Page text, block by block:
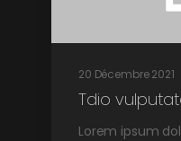
20 Décembre 2021
Tdio
Lorem ipsum